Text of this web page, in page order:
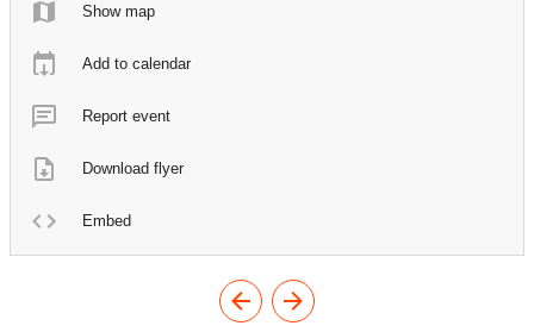
Show map
Add to calendar
Report event
Download flyer
Embed